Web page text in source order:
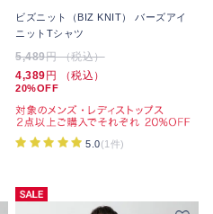
ビズニット（BIZ KNIT） バーズアイ
ニットTシャツ
5,489円 （税込）
4,389円 （税込）
20%OFF
5.0(1件)